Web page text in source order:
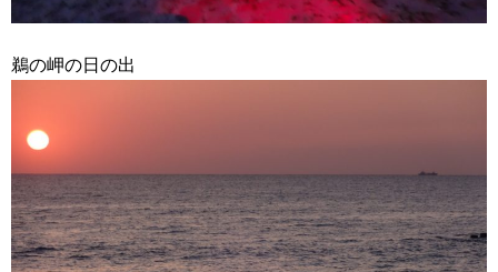
鵜の岬の日の出